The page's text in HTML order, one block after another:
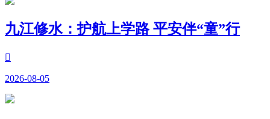
九江修水：护航上学路 平安伴“童”行

2026-08-05